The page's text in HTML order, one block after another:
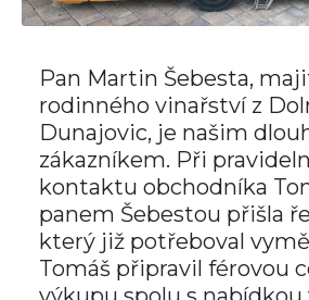
Pan Martin Šebesta,
rodinného vinařství z
Dunajovic, je našim
zákazníkem. Při
kontaktu obchodníka
panem Šebestou přišla
který již potřeboval
Tomáš připravil férovou